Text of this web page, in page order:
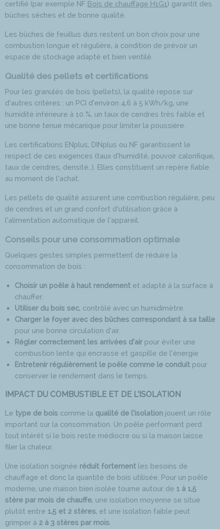
certifié (par exemple NF Bois de chauffage H1G1) garantit des
bûches sèches et de bonne qualité.
Les bûches de feuillus durs restent un bon choix pour une
combustion longue et régulière, à condition de prévoir un
espace de stockage adapté et bien ventilé.
Qualité des pellets et certifications
Pour les granulés de bois (pellets), la qualité repose sur
d’autres critères : un PCI d’environ 4,6 à 5 kWh/kg, une
humidité inférieure à 10 %, un taux de cendres très faible et
une bonne tenue mécanique pour limiter la poussière.
Les certifications ENplus, DINplus ou NF garantissent le
respect de ces exigences (taux d’humidité, pouvoir calorifique,
taux de cendres, densité…). Elles constituent un repère fiable
au moment de l’achat.
Les pellets de qualité assurent une combustion régulière, peu
de cendres et un grand confort d’utilisation grâce à
l’alimentation automatique de l’appareil.
Conseils pour une consommation optimale
Quelques gestes simples permettent de réduire la
consommation de bois :
Choisir un poêle à haut rendement et adapté à la surface à
chauffer.
Utiliser du bois sec, contrôlé avec un humidimètre.
Charger le foyer avec des bûches correspondant à sa taille
pour une bonne circulation d’air.
Régler correctement les arrivées d’air pour éviter une
combustion lente qui encrasse et gaspille de l’énergie
Entretenir régulièrement le poêle comme le conduit pour
conserver le rendement dans le temps.
IMPACT DU COMBUSTIBLE ET DE L’ISOLATION
Le type de bois comme la qualité de l’isolation jouent un rôle
important sur la consommation. Un poêle performant perd
tout intérêt si le bois reste médiocre ou si la maison laisse
filer la chaleur.
Une isolation soignée réduit fortement les besoins de
chauffage et donc la quantité de bois utilisée. Pour un poêle
moderne, une maison bien isolée tourne autour de 1 à 1,5
stère par mois de chauffe, une isolation moyenne se situe
plutôt entre 1,5 et 2 stères, et une isolation faible peut
grimper à 2 à 3 stères par mois